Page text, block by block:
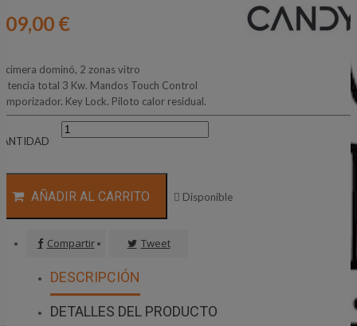
€
dominó, 2 zonas vitro
total 3 Kw. Mandos Touch Control
Key Lock. Piloto calor residual.
AÑADIR AL CARRITO  Disponible
Compartir Tweet
DESCRIPCIÓN
DETALLES DEL PRODUCTO